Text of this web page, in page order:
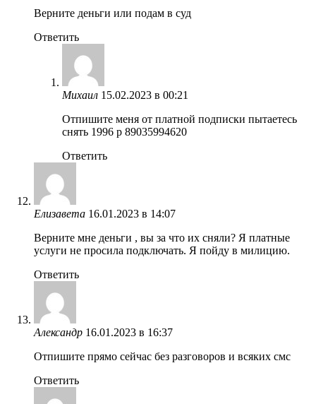
Верните деньги или подам в суд
Ответить
Михаил 15.02.2023 в 00:21
Отпишите меня от платной подписки пытаетесь
снять 1996 р 89035994620
Ответить
Елизавета 16.01.2023 в 14:07
Верните мне деньги , вы за что их сняли? Я платные
услуги не просила подключать. Я пойду в милицию.
Ответить
Александр 16.01.2023 в 16:37
Отпишите прямо сейчас без разговоров и всяких смс
Ответить